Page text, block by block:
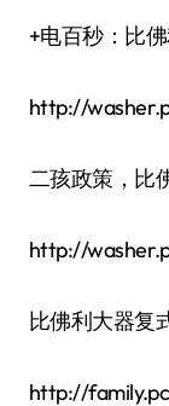
+电百秒：比
http://
二孩政策，比
http://
比佛利大器复
http://